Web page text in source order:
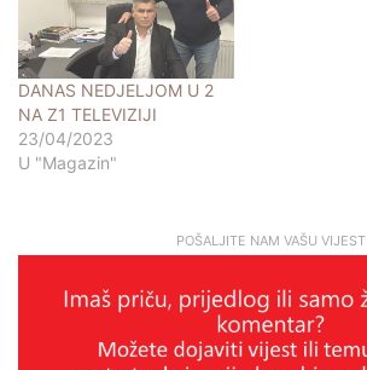
DANAS NEDJELJOM U 2
NA Z1 TELEVIZIJI
23/04/2023
U "Magazin"
POŠALJITE NAM VAŠU VIJEST